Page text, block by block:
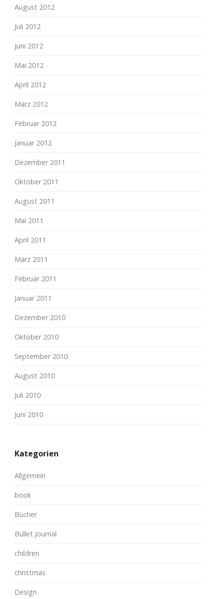
August 2012
Juli 2012
Juni 2012
Mai 2012
April 2012
März 2012
Februar 2012
Januar 2012
Dezember 2011
Oktober 2011
August 2011
Mai 2011
April 2011
März 2011
Februar 2011
Januar 2011
Dezember 2010
Oktober 2010
September 2010
August 2010
Juli 2010
Juni 2010
Kategorien
Allgemein
book
Bücher
Bullet Journal
children
christmas
Design